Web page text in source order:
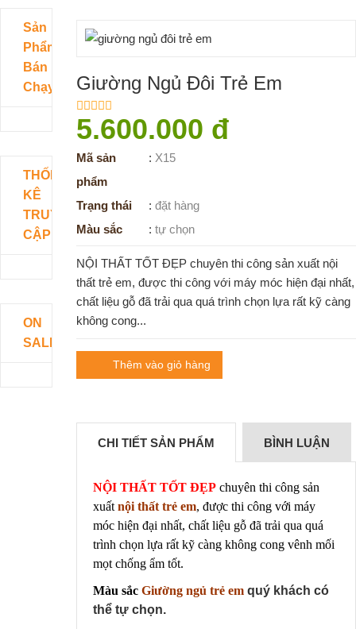
Sản
Phẩm
Bán
Chạy
THỐNG
KÊ
TRUY
CẬP
ON
SALE
Giường Ngủ Đôi Trẻ Em
5.600.000 đ
Mã sản
phẩm
: X15
Trạng thái : đặt hàng
Màu sắc
: tự chọn
NỘI THẤT TỐT ĐẸP chuyên thi công sản xuất nội
thất trẻ em, được thi công với máy móc hiện đại nhất,
chất liệu gỗ đã trải qua quá trình chọn lựa rất kỹ càng
không cong...
Thêm vào giỏ hàng
CHI TIẾT SẢN PHẨM BÌNH LUẬN
NỘI THẤT TỐT ĐẸPchuyên thi công sản
xuất nội thất trẻ em, được thi công với máy
móc hiện đại nhất, chất liệu gỗ đã trải qua quá
trình chọn lựa rất kỹ càng không cong vênh mối
mọt chống ẩm tốt.
Màu sắc Giường ngủ trẻ em quý khách có
thể tự chọn.